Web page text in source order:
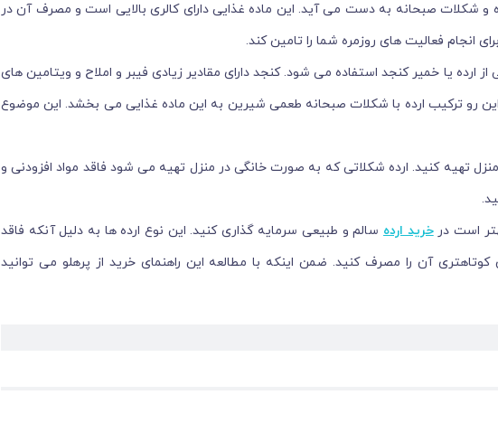
شکلات صبحانه به دست می آید. این ماده غذایی دارای کالری بالایی است و مصرف آن در
انجام فعالیت های روزمره شما را تامین کند.
ارده یا خمیر کنجد استفاده می شود. کنجد دارای مقادیر زیادی فیبر و املاح و ویتامین های
رو ترکیب ارده با شکلات صبحانه طعمی شیرین به این ماده غذایی می بخشد. این موضوع
تهیه کنید. ارده شکلاتی که به صورت خانگی در منزل تهیه می شود فاقد مواد افزودنی و
است درخرید اردهسالم و طبیعی سرمایه گذاری کنید. این نوع ارده ها به دلیل آنکه فاقد
آن را مصرف کنید. ضمن اینکه با مطالعه این راهنمای خرید از پرهلو می توانید
از نظر ارزش غذایی بسیار بالا است. از طرفی دیگر شکلات نیز از کاکائو تولید می شود.